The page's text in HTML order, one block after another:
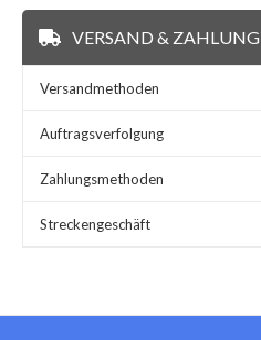
VERSAND & ZAHLUNG
Versandmethoden
Auftragsverfolgung
Zahlungsmethoden
Streckengeschäft